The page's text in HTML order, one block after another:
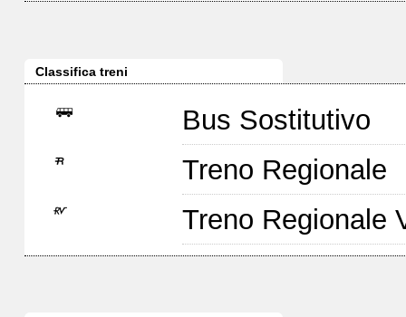
Classifica treni
Bus Sostitutivo
Treno Regionale
Treno Regionale